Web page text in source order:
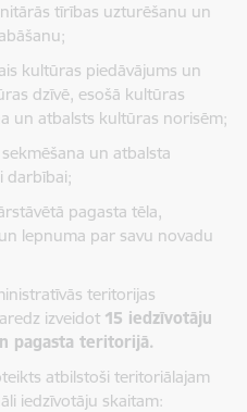
tīrības uzturēšanu un
kultūras piedāvājums un
dzīvē, esošā kultūras
un atbalsts kultūras norisēm;
un atbalsta
darbībai;
pagasta tēla,
lepnuma par savu novadu
teritorijas
izveidot 15 iedzīvotāju
pagasta teritorijā.
atbilstoši teritoriālajam
iedzīvotāju skaitam: